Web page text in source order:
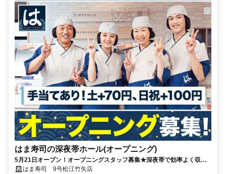
はま寿司の深夜帯ホール(オープニング)
5月21日オープン！オープニングスタッフ募集★深夜帯で効率よく収入
アップ！フリーターが多数活躍する環境で高時給で働きませんか？
はま寿司 9号松江竹矢店